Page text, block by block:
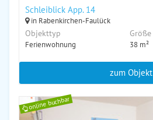
Schleiblick App. 14
in Rabenkirchen-Faulück
Objekttyp
Ferienwohnung
Größe
38 m²
zum Objekt
online buchbar